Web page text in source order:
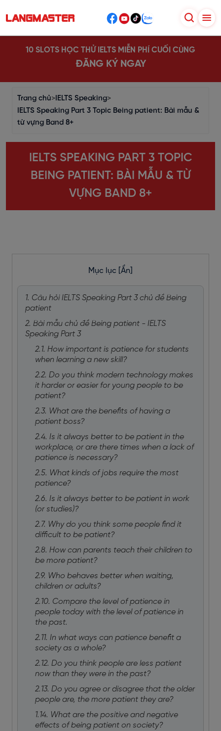
10 SLOTS HỌC THỬ IELTS MIỄN PHÍ CUỐI CÙNG
ĐĂNG KÝ NGAY
Trang chủ> IELTS Speaking>
IELTS Speaking Part 3 Topic Being patient: Bài mẫu &
từ vựng Band 8+
IELTS SPEAKING PART 3 TOPIC
BEING PATIENT: BÀI MẪU & TỪ
VỰNG BAND 8+
Mục lục [Ẩn]
1. Câu hỏi IELTS Speaking Part 3 chủ đề Being
patient
2. Bài mẫu chủ đề Being patient - IELTS
Speaking Part 3
2.1. How important is patience for students
when learning a new skill?
2.2. Do you think modern technology makes
it harder or easier for young people to be
patient?
2.3. What are the benefits of having a
patient boss?
2.4. Is it always better to be patient in the
workplace, or are there times when a lack of
patience is necessary?
2.5. What kinds of jobs require the most
patience?
2.6. Is it always better to be patient in work
(or studies)?
2.7. Why do you think some people find it
difficult to be patient?
2.8. How can parents teach their children to
be more patient?
2.9. Who behaves better when waiting,
children or adults?
2.10. Compare the level of patience in
people today with the level of patience in
the past.
2.11. In what ways can patience benefit a
society as a whole?
2.12. Do you think people are less patient
now than they were in the past?
2.13. Do you agree or disagree that the older
people are, the more patient they are?
1.14. What are the positive and negative
effects of being patient on society?